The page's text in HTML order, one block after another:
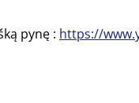
pynę : https://